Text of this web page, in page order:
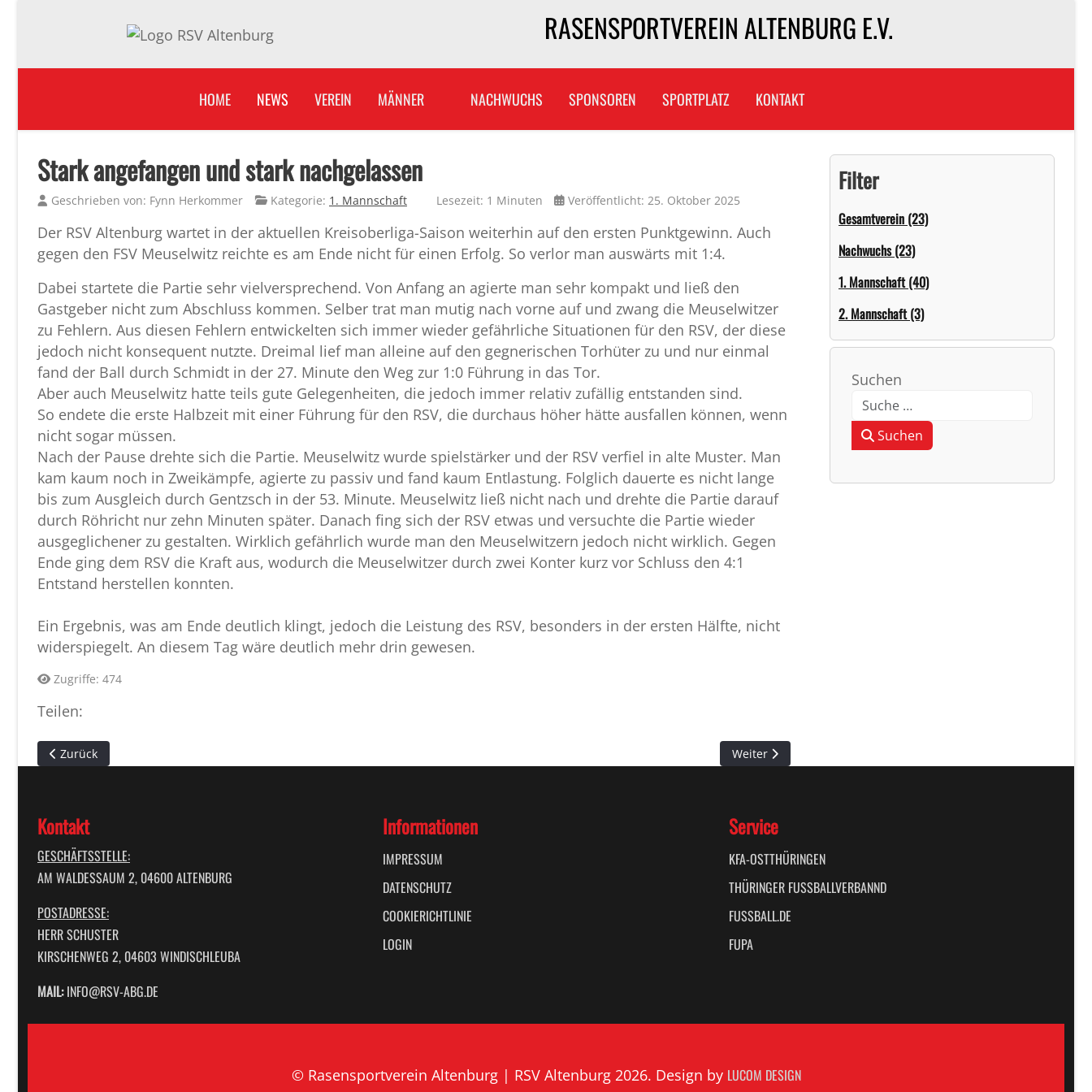
RASENSPORTVEREIN ALTENBURG E.V.
HOME NEWS VEREIN MÄNNER NACHWUCHS SPONSOREN SPORTPLATZ KONTAKT
Stark angefangen und stark nachgelassen
Geschrieben von: Fynn Herkommer Kategorie: 1. Mannschaft Lesezeit: 1 Minuten Veröffentlicht: 25. Oktober 2025
Der RSV Altenburg wartet in der aktuellen Kreisoberliga-Saison weiterhin auf den ersten Punktgewinn. Auch
gegen den FSV Meuselwitz reichte es am Ende nicht für einen Erfolg. So verlor man auswärts mit 1:4.
Dabei startete die Partie sehr vielversprechend. Von Anfang an agierte man sehr kompakt und ließ den
Gastgeber nicht zum Abschluss kommen. Selber trat man mutig nach vorne auf und zwang die Meuselwitzer
zu Fehlern. Aus diesen Fehlern entwickelten sich immer wieder gefährliche Situationen für den RSV, der diese
jedoch nicht konsequent nutzte. Dreimal lief man alleine auf den gegnerischen Torhüter zu und nur einmal
fand der Ball durch Schmidt in der 27. Minute den Weg zur 1:0 Führung in das Tor.
Aber auch Meuselwitz hatte teils gute Gelegenheiten, die jedoch immer relativ zufällig entstanden sind.
So endete die erste Halbzeit mit einer Führung für den RSV, die durchaus höher hätte ausfallen können, wenn
nicht sogar müssen.
Nach der Pause drehte sich die Partie. Meuselwitz wurde spielstärker und der RSV verfiel in alte Muster. Man
kam kaum noch in Zweikämpfe, agierte zu passiv und fand kaum Entlastung. Folglich dauerte es nicht lange
bis zum Ausgleich durch Gentzsch in der 53. Minute. Meuselwitz ließ nicht nach und drehte die Partie darauf
durch Röhricht nur zehn Minuten später. Danach fing sich der RSV etwas und versuchte die Partie wieder
ausgeglichener zu gestalten. Wirklich gefährlich wurde man den Meuselwitzern jedoch nicht wirklich. Gegen
Ende ging dem RSV die Kraft aus, wodurch die Meuselwitzer durch zwei Konter kurz vor Schluss den 4:1
Entstand herstellen konnten.
Ein Ergebnis, was am Ende deutlich klingt, jedoch die Leistung des RSV, besonders in der ersten Hälfte, nicht
widerspiegelt. An diesem Tag wäre deutlich mehr drin gewesen.
Zugriffe: 474
Teilen:
Vorheriger Beitrag: Deutliche Heimniederlage
Zurück Nächster Beitrag: Pokalerfolg in Löbichau
Weiter
Filter
Gesamtverein (23)
Nachwuchs (23)
1. Mannschaft (40)
2. Mannschaft (3)
Suchen
Type 2 or more characters for
Suchen
Kontakt
GESCHÄFTSSTELLE:
AM WALDESSAUM 2, 04600 ALTENBURG
POSTADRESSE:
HERR SCHUSTER
KIRSCHENWEG 2, 04603 WINDISCHLEUBA
MAIL:INFO@RSV-ABG.DE
Informationen
IMPRESSUM
DATENSCHUTZ
COOKIERICHTLINIE
LOGIN
Service
KFA-OSTTHÜRINGEN
THÜRINGER FUSSBALLVERBANND
FUSSBALL.DE
FUPA
© Rasensportverein Altenburg | RSV Altenburg 2026. Design by LUCOM DESIGN